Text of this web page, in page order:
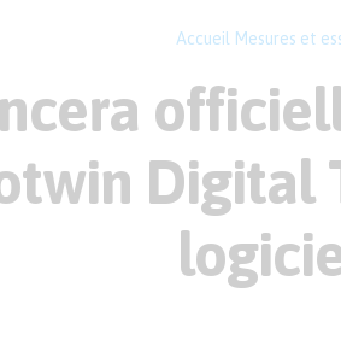
Accueil Mesures et
Digital